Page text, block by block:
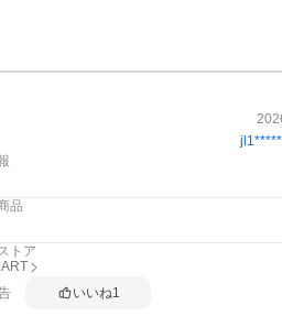
品
トア
いいね1